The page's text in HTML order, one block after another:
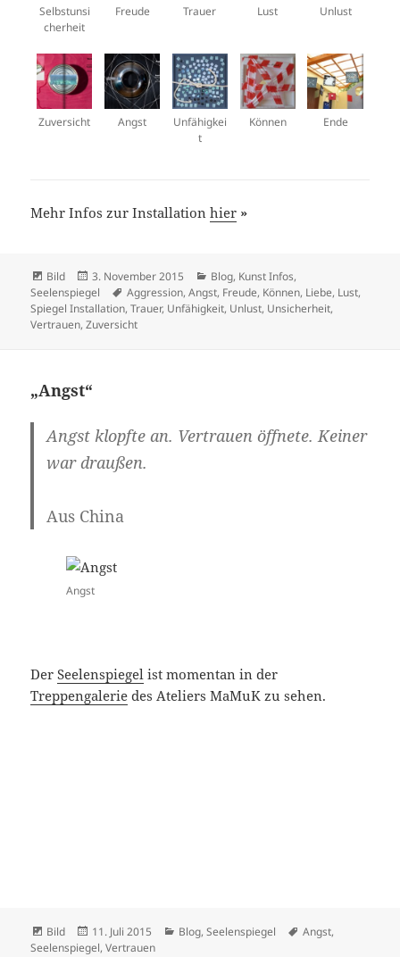
Selbstunsi
cherheit
Freude Trauer Lust Unlust
Zuversicht Angst
Unfähigkei
t
Können Ende
Mehr Infos zur Installationhier »
Format
Bild
Veröffentlicht
am
3. November 2015 Kategorien
Blog, Kunst Infos,
Seelenspiegel
Schlagwörter
Aggression,Angst, Freude, Können, Liebe, Lust,
Spiegel Installation,Trauer, Unfähigkeit, Unlust, Unsicherheit,
Vertrauen,Zuversicht
„Angst“
Angst klopfte an. Vertrauen öffnete. Keiner
war draußen.
Aus China
Angst
DerSeelenspiegel ist momentan in der
Treppengalerie des Ateliers MaMuK zu sehen.
Format
Bild
Veröffentlicht
am
11. Juli 2015 Kategorien
Blog,Seelenspiegel Schlagwörter
Angst,
Seelenspiegel,Vertrauen